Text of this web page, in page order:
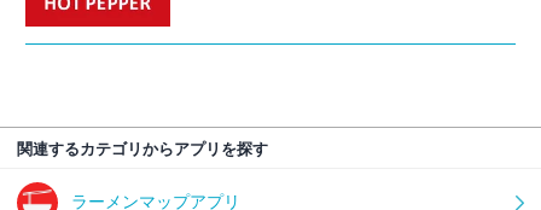
関連するカテゴリからアプリを探す
ラーメンマップアプリ